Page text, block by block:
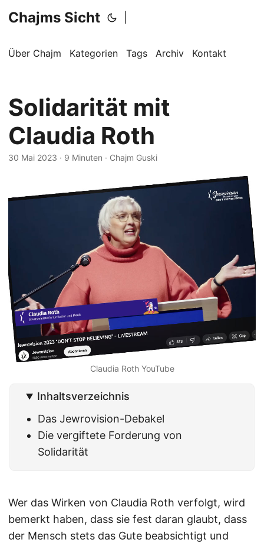
Chajms Sicht
Über Chajm Kategorien Tags Archiv Kontakt
Solidarität mit
Claudia Roth
30 Mai 2023 · 9 Minuten · Chajm Guski
Claudia Roth YouTube
Inhaltsverzeichnis
Das Jewrovision-Debakel
Die vergiftete Forderung von
Solidarität
Wer das Wirken von Claudia Roth verfolgt, wird
bemerkt haben, dass sie fest daran glaubt, dass
der Mensch stets das Gute beabsichtigt und